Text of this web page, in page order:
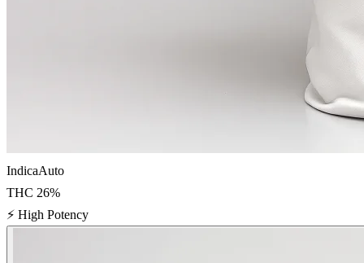
IndicaAuto
THC 26%
⚡ High Potency